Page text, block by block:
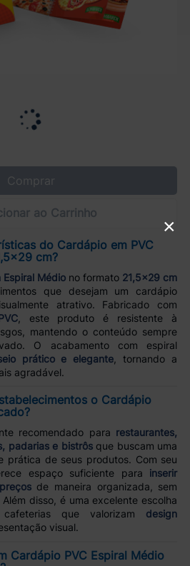
Comprar
ao Carrinho
do Cardápio em PVC
cm?
Espiral Médio no formato 21,5x29 cm
que desejam um cardápio
atrativo. Fabricado com
, este produto é resistente à
mantendo o conteúdo sempre
O acabamento com espiral
prático e elegante , tornando a
agradável.
o Cardápio
recomendado para restaurantes,
padarias e bistrôsque buscam uma
prática de seus produtos. Com seu
espaço suficiente para inserir
de maneira organizada, sem
disso, é uma excelente escolha
que valorizam design
visual.
Cardápio PVC Espiral Médio
×